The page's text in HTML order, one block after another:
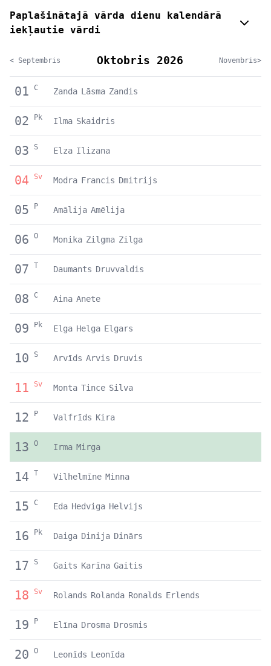
Paplašinātajā vārda dienu kalendārā
iekļautie vārdi
< Septembris Oktobris 2026 Novembris>
01 C Zanda Lāsma Zandis
02 Pk Ilma Skaidris
03 S Elza Ilizana
04 Sv Modra Francis Dmitrijs
05 P Amālija Amēlija
06 O Monika Zilgma Zilga
07 T Daumants Druvvaldis
08 C Aina Anete
09 Pk Elga Helga Elgars
10 S Arvīds Arvis Druvis
11 Sv Monta Tince Silva
12 P Valfrīds Kira
13 O Irma Mirga
14 T Vilhelmīne Minna
15 C Eda Hedviga Helvijs
16 Pk Daiga Dinija Dinārs
17 S Gaits Karīna Gaitis
18 Sv Rolands Rolanda Ronalds Erlends
19 P Elīna Drosma Drosmis
20 O Leonīds Leonīda